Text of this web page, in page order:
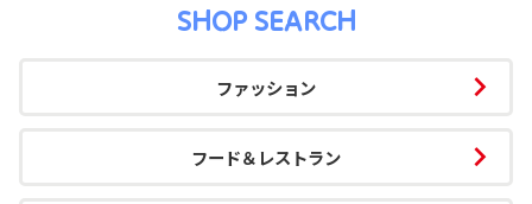
SHOP SEARCH
ファッション
フード＆レストラン